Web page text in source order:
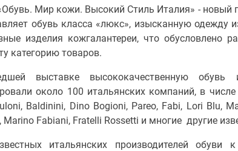
Мир кожи. Высокий Стиль Италия» - новый
обувь класса «люкс», изысканную одежду
изделия кожгалантереи, что обусловлено
категорию товаров.
выставке высококачественную
около 100 итальянских компаний, в
Baldinini, Dino Bogioni, Pareo, Fabi, Lori Blu,
Marino Fabiani, Fratelli Rossetti и многие другие
итальянских производителей обуви